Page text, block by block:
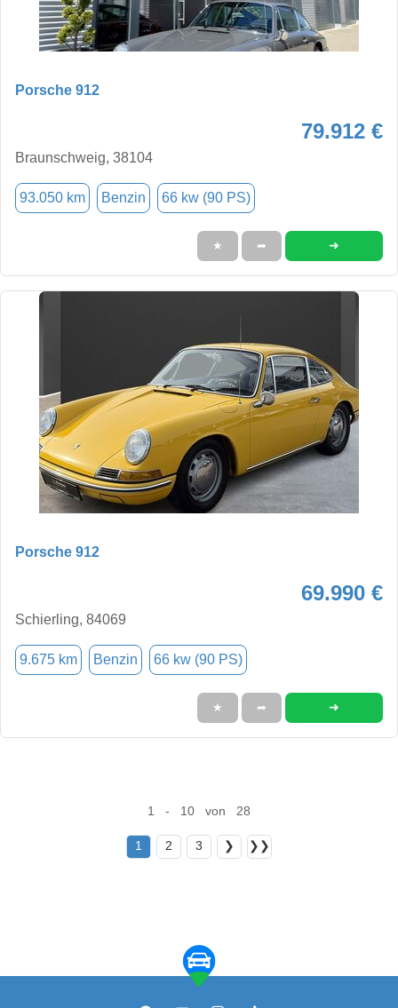
Porsche 912
79.912 €
Braunschweig, 38104
93.050 km Benzin 66 kw (90 PS)
★ ➦ ➜
Porsche 912
69.990 €
Schierling, 84069
9.675 km Benzin 66 kw (90 PS)
★ ➦ ➜
1 - 10 von 28
1 2 3 ❯ ❯❯